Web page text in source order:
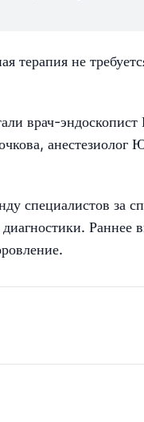
терапия не
врач-
специалистов за
Раннее